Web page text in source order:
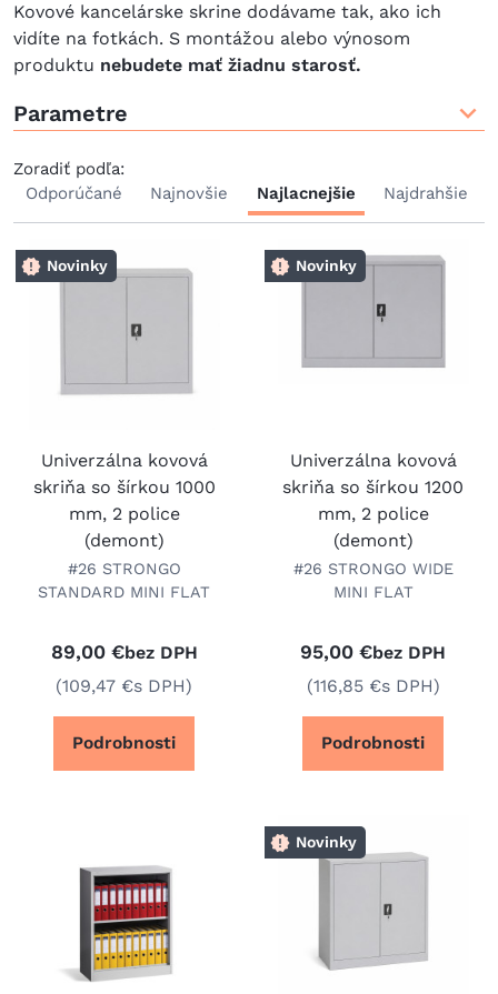
Kovové kancelárske skrine dodávame tak, ako ich
vidíte na fotkách. S montážou alebo výnosom
produktu nebudete mať žiadnu starosť.
Parametre
Zoradiť podľa:
Odporúčané
Najnovšie Najlacnejšie Najdrahšie
Univerzálna kovová
skriňa so šírkou 1000
mm, 2 police
(demont)
#26 STRONGO
STANDARD MINI FLAT
89,00 €bez DPH
(109,47 €s DPH)
Podrobnosti
Novinky
Univerzálna kovová
skriňa so šírkou 1200
mm, 2 police
(demont)
#26 STRONGO WIDE
MINI FLAT
95,00 €bez DPH
(116,85 €s DPH)
Podrobnosti
Novinky
Novinky